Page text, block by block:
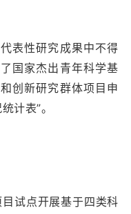
表性研究成果中不得
国家杰出青年科学基
创新研究群体项目申
计表”。
试点开展基于四类科